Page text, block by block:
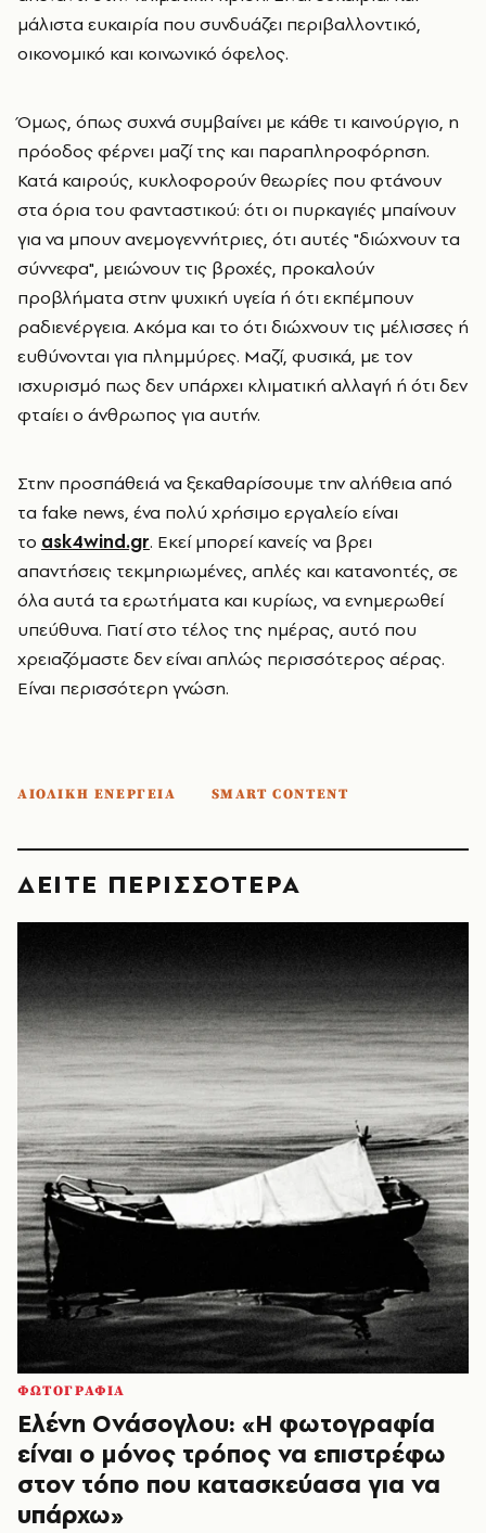
μάλιστα ευκαιρία που συνδυάζει περιβαλλοντικό,
οικονομικό και κοινωνικό όφελος.
Όμως, όπως συχνά συμβαίνει με κάθε τι καινούργιο, η
πρόοδος φέρνει μαζί της και παραπληροφόρηση.
Κατά καιρούς, κυκλοφορούν θεωρίες που φτάνουν
στα όρια του φανταστικού: ότι οι πυρκαγιές μπαίνουν
για να μπουν ανεμογεννήτριες, ότι αυτές "διώχνουν τα
σύννεφα", μειώνουν τις βροχές, προκαλούν
προβλήματα στην ψυχική υγεία ή ότι εκπέμπουν
ραδιενέργεια. Ακόμα και το ότι διώχνουν τις μέλισσες ή
ευθύνονται για πλημμύρες. Μαζί, φυσικά, με τον
ισχυρισμό πως δεν υπάρχει κλιματική αλλαγή ή ότι δεν
φταίει ο άνθρωπος για αυτήν.
Στην προσπάθειά να ξεκαθαρίσουμε την αλήθεια από
τα fake news, ένα πολύ χρήσιμο εργαλείο είναι
το ask4wind.gr. Εκεί μπορεί κανείς να βρει
απαντήσεις τεκμηριωμένες, απλές και κατανοητές, σε
όλα αυτά τα ερωτήματα και κυρίως, να ενημερωθεί
υπεύθυνα. Γιατί στο τέλος της ημέρας, αυτό που
χρειαζόμαστε δεν είναι απλώς περισσότερος αέρας.
Είναι περισσότερη γνώση.
ΑΙΟΛΙΚΗ ΕΝΕΡΓΕΙΑ SMART CONTENT
ΔΕΙΤΕ ΠΕΡΙΣΣΟΤΕΡΑ
ΦΩΤΟΓΡΑΦΙΑ
Ελένη Ονάσογλου: «Η φωτογραφία
είναι ο μόνος τρόπος να επιστρέφω
στον τόπο που κατασκεύασα για να
υπάρχω»